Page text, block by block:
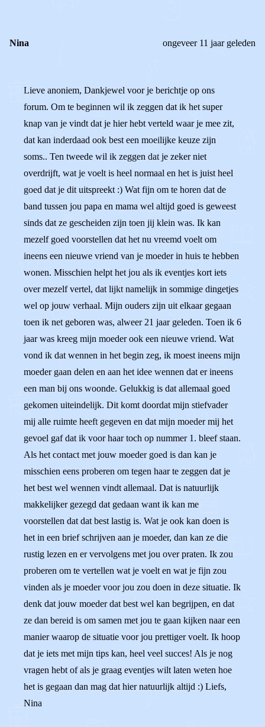
Nina ongeveer 11 jaar geleden
Lieve anoniem, Dankjewel voor je berichtje op ons
forum. Om te beginnen wil ik zeggen dat ik het super
knap van je vindt dat je hier hebt verteld waar je mee zit,
dat kan inderdaad ook best een moeilijke keuze zijn
soms.. Ten tweede wil ik zeggen dat je zeker niet
overdrijft, wat je voelt is heel normaal en het is juist heel
goed dat je dit uitspreekt :) Wat fijn om te horen dat de
band tussen jou papa en mama wel altijd goed is geweest
sinds dat ze gescheiden zijn toen jij klein was. Ik kan
mezelf goed voorstellen dat het nu vreemd voelt om
ineens een nieuwe vriend van je moeder in huis te hebben
wonen. Misschien helpt het jou als ik eventjes kort iets
over mezelf vertel, dat lijkt namelijk in sommige dingetjes
wel op jouw verhaal. Mijn ouders zijn uit elkaar gegaan
toen ik net geboren was, alweer 21 jaar geleden. Toen ik 6
jaar was kreeg mijn moeder ook een nieuwe vriend. Wat
vond ik dat wennen in het begin zeg, ik moest ineens mijn
moeder gaan delen en aan het idee wennen dat er ineens
een man bij ons woonde. Gelukkig is dat allemaal goed
gekomen uiteindelijk. Dit komt doordat mijn stiefvader
mij alle ruimte heeft gegeven en dat mijn moeder mij het
gevoel gaf dat ik voor haar toch op nummer 1. bleef staan.
Als het contact met jouw moeder goed is dan kan je
misschien eens proberen om tegen haar te zeggen dat je
het best wel wennen vindt allemaal. Dat is natuurlijk
makkelijker gezegd dat gedaan want ik kan me
voorstellen dat dat best lastig is. Wat je ook kan doen is
het in een brief schrijven aan je moeder, dan kan ze die
rustig lezen en er vervolgens met jou over praten. Ik zou
proberen om te vertellen wat je voelt en wat je fijn zou
vinden als je moeder voor jou zou doen in deze situatie. Ik
denk dat jouw moeder dat best wel kan begrijpen, en dat
ze dan bereid is om samen met jou te gaan kijken naar een
manier waarop de situatie voor jou prettiger voelt. Ik hoop
dat je iets met mijn tips kan, heel veel succes! Als je nog
vragen hebt of als je graag eventjes wilt laten weten hoe
het is gegaan dan mag dat hier natuurlijk altijd :) Liefs,
Nina